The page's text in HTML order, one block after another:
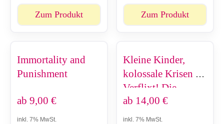
Zum Produkt Zum Produkt
Immortality and
Punishment
ab 9,00 €
inkl. 7% MwSt.
Kleine Kinder,
kolossale Krisen -
Verflixt! Die
Milch!
ab 14,00 €
inkl. 7% MwSt.